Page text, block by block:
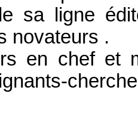
sa ligne
novateurs .
en chef et